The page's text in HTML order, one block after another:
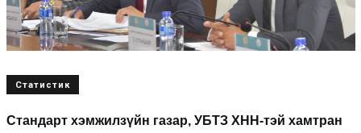
Статистик
Стандарт хэмжилзүйн газар, УБТЗ ХНН-тэй хамтран